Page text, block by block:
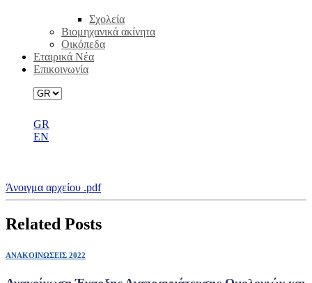
Σχολεία
Βιομηχανικά ακίνητα
Οικόπεδα
Εταιρικά Νέα
Επικοινωνία
GR
EN
Άνοιγμα αρχείου .pdf
Related Posts
ΑΝΑΚΟΙΝΩΣΕΙΣ 2022